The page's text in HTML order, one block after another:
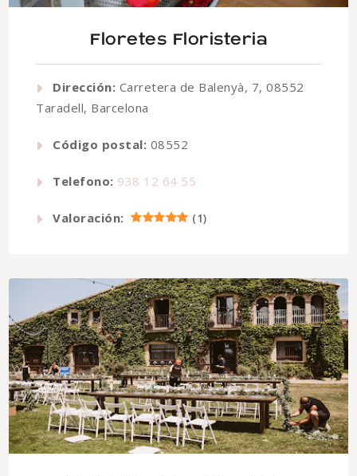
Floretes Floristeria
Dirección: Carretera de Balenyà, 7, 08552
Taradell, Barcelona
Código postal: 08552
Telefono: 938 12 64 55
Valoración: (1)